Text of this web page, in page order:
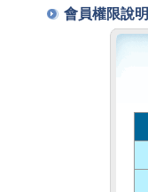
會員權限說明